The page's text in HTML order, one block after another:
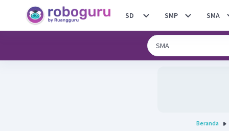
SD SMP SMA
Beranda